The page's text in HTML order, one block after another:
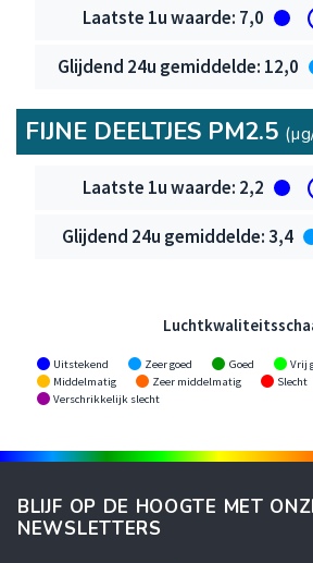
Fijne deeltjes PM10 7,0
12,0
FIJNE DEELTJES PM2.5
Fijne deeltjes PM2.5
2,2
3,4
Uitstekend Zeer goed Goed Vrij
Middelmatig
Zeer middelmatig Slecht
Verschrikkelijk slecht
BLIJF OP DE HOOGTE MET
NEWSLETTERS